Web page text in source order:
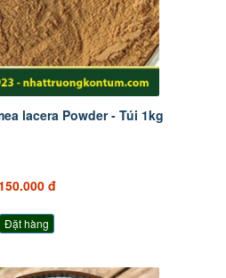
lacera Powder - Túi 1kg
150.000 đ
Đặt hàng